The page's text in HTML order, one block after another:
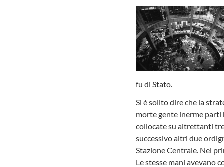
fu di Stato.
Si è solito dire che la
morte gente inerme partì
collocate su altrettanti
successivo altri due
Stazione Centrale. Nel
Le stesse mani avevano